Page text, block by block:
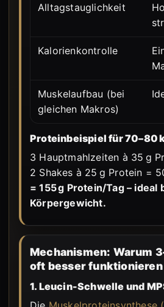
Alltagstauglichkeit
Kalorienkontrolle
Muskelaufbau (bei
gleichen Makros)
Proteinbeispiel für 70–80
3 Hauptmahlzeiten à 35 g
2 Shakes à 25 g Protein =
= 155 g Protein/Tag – ideal
Körpergewicht.
Mechanismen: Warum
oft besser funktionieren
1. Leucin-Schwelle und